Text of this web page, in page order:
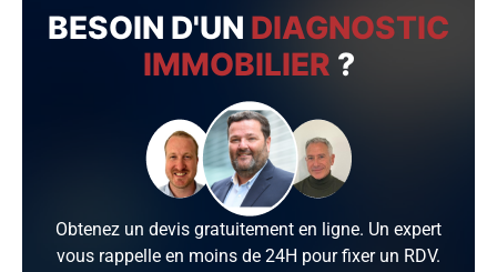
BESOIN D'UN DIAGNOSTIC
IMMOBILIER ?
Obtenez un devis gratuitement en ligne. Un expert
vous rappelle en moins de 24H pour fixer un RDV.